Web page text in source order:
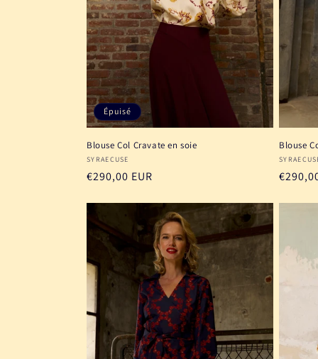
Épuisé
Blouse Col Cravate en soie
Fournisseur :
SYRAECUSE
Prix
€290,00 EUR
Blouse
Prix